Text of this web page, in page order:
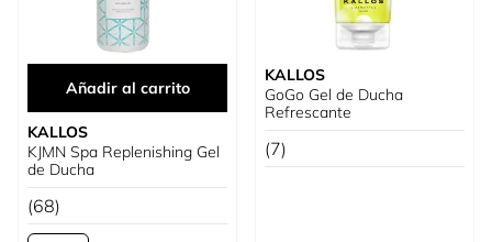
Añadir al carrito
KALLOS
KJMN Spa Replenishing Gel
de Ducha
(68)
KALLOS
GoGo Gel de Ducha
Refrescante
(7)